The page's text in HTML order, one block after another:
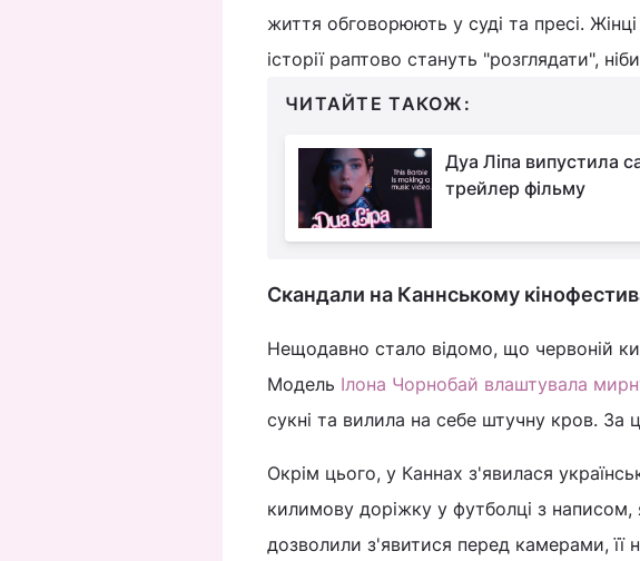
життя обговорюють у суді та пресі.
історії раптово стануть "розглядати",
ЧИТАЙТЕ ТАКОЖ:
Дуа Ліпа випустила
трейлер фільму
Скандали на Каннському
Нещодавно стало відомо, що червоній
Модель Ілона Чорнобай влаштувала
сукні та вилила на себе штучну кров. За
Окрім цього, у Каннах з'явилася
килимову доріжку у футболці з написом,
дозволили з'явитися перед камерами, її